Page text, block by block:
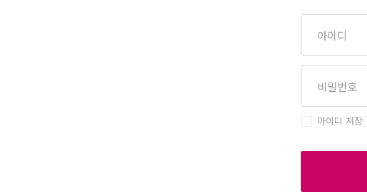
아이디 저장